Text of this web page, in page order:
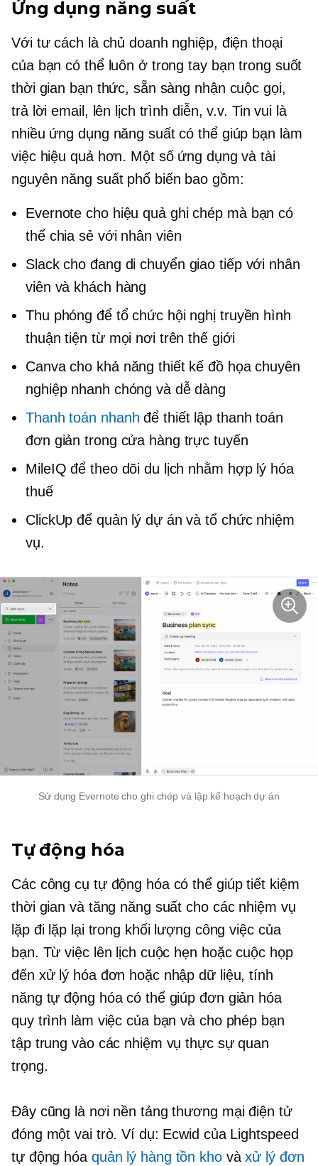
Ứng dụng năng suất
Với tư cách là chủ doanh nghiệp, điện thoại
của bạn có thể luôn ở trong tay bạn trong suốt
thời gian bạn thức, sẵn sàng nhận cuộc gọi,
trả lời email, lên lịch trình diễn, v.v. Tin vui là
nhiều ứng dụng năng suất có thể giúp bạn làm
việc hiệu quả hơn. Một số ứng dụng và tài
nguyên năng suất phổ biến bao gồm:
Evernote cho hiệu quả ghi chép mà bạn có
thể chia sẻ với nhân viên
Slack chođang di chuyển giao tiếp với nhân
viên và khách hàng
Thu phóng để tổ chức hội nghị truyền hình
thuận tiện từ mọi nơi trên thế giới
Canva cho khả năng thiết kế đồ họa chuyên
nghiệp nhanh chóng và dễ dàng
Thanh toán nhanh để thiết lập thanh toán
đơn giản trong cửa hàng trực tuyến
MileIQ để theo dõi du lịch nhằm hợp lý hóa
thuế
ClickUp để quản lý dự án và tổ chức nhiệm
vụ.
Sử dụng Evernote cho ghi chép và lập kế hoạch dự án
Tự động hóa
Các công cụ tự động hóa có thể giúp tiết kiệm
thời gian và tăng năng suất cho các nhiệm vụ
lặp đi lặp lại trong khối lượng công việc của
bạn. Từ việc lên lịch cuộc hẹn hoặc cuộc họp
đến xử lý hóa đơn hoặc nhập dữ liệu, tính
năng tự động hóa có thể giúp đơn giản hóa
quy trình làm việc của bạn và cho phép bạn
tập trung vào các nhiệm vụ thực sự quan
trọng.
Đây cũng là nơi nền tảng thương mại điện tử
đóng một vai trò. Ví dụ: Ecwid của Lightspeed
tự động hóa quản lý hàng tồn khovàxử lý đơn